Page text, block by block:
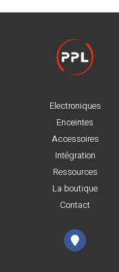
Electroniques
Enceintes
Accessoires
Intégration
Ressources
La boutique
Contact